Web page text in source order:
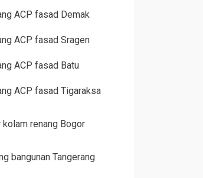
ACP fasad Demak
ACP fasad Sragen
ACP fasad Batu
ACP fasad Tigaraksa
renang Bogor
bangunan Tangerang